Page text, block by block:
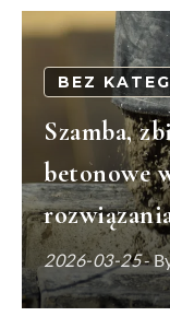
BEZ
Szamba,
betonowe
2026-03-25-